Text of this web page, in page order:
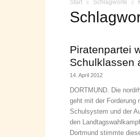
Start Schlagworte
Piratenpartei
Schulklassen
14. April 2012
DORTMUND. Die
geht mit der Forderung
Schulsystem und der
den
Dortmund stimmte